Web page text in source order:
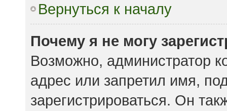
Вернуться к началу
Почему я не могу
Возможно, администратор
адрес или запретил имя,
зарегистрироваться. Он